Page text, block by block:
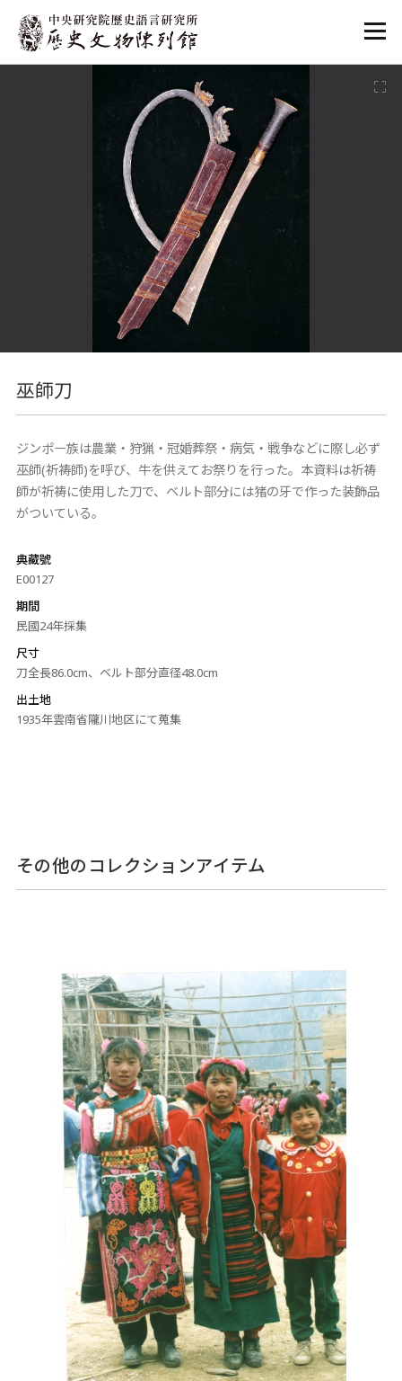
:::
巫師刀
ジンポー族は農業・狩猟・冠婚葬祭・病気・戦争などに際し必ず
巫師(祈祷師)を呼び、牛を供えてお祭りを行った。本資料は祈祷
師が祈祷に使用した刀で、ベルト部分には猪の牙で作った装飾品
がついている。
典藏號
E00127
期間
民國24年採集
尺寸
刀全長86.0cm、ベルト部分直径48.0cm
出土地
1935年雲南省隴川地区にて蒐集
その他のコレクションアイテム